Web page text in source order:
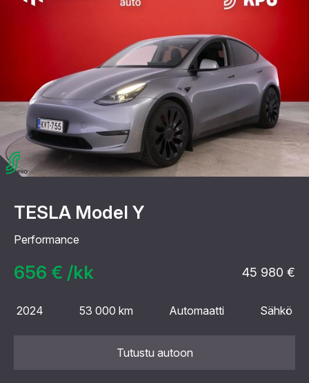
TESLA Model Y
Performance
656 € /kk 45 980 €
2024 53 000 km Automaatti Sähkö
Tutustu autoon